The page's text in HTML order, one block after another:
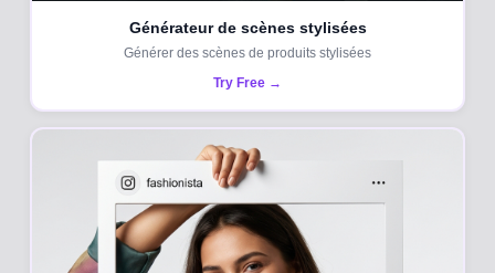
Générateur de scènes stylisées
Générer des scènes de produits stylisées
Try Free →